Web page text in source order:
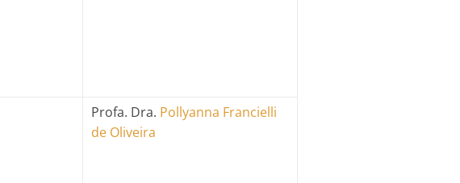
Profa. Dra. Pollyanna Francielli
de Oliveira